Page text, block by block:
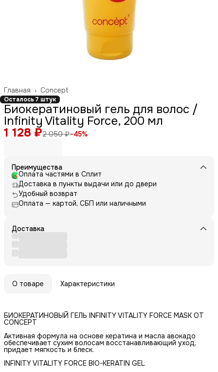
Concept
Главная ›
Осталось 7 штук
Биокератиновый гель для волос /
Infinity Vitality Force, 200 мл
1 128 ₽2 050 ₽−45%
Преимущества
Оплата частями в Сплит
Доставка в пункты выдачи или до двери
Удобный возврат
Оплата — картой, СБП или наличными
Доставка
О товаре Характеристики
БИОКЕРАТИНОВЫЙ ГЕЛЬ INFINITY VITALITY FORCE MASK ОТ
CONCEPT
Активная формула на основе кератина и масла авокадо
обеспечивает сухим волосам восстанавливающий уход,
придает мягкость и блеск.
INFINITY VITALITY FORCE BIO-KERATIN GEL